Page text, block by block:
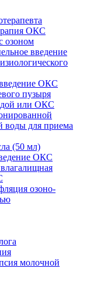
ОКС
озоном
введение
ОКС
пузыря
или ОКС
воды для приема
(50 мл)
ОКС
озоно-
молочной